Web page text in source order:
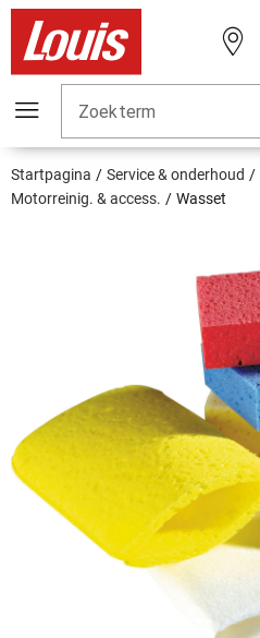
Zoekterm
Startpagina Service & onderhoud
Motorreinig. & access.
Wasset